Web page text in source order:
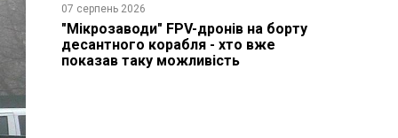
07 серпень 2026
"Мікрозаводи" FPV-дронів на борту
десантного корабля - хто вже
показав таку можливість